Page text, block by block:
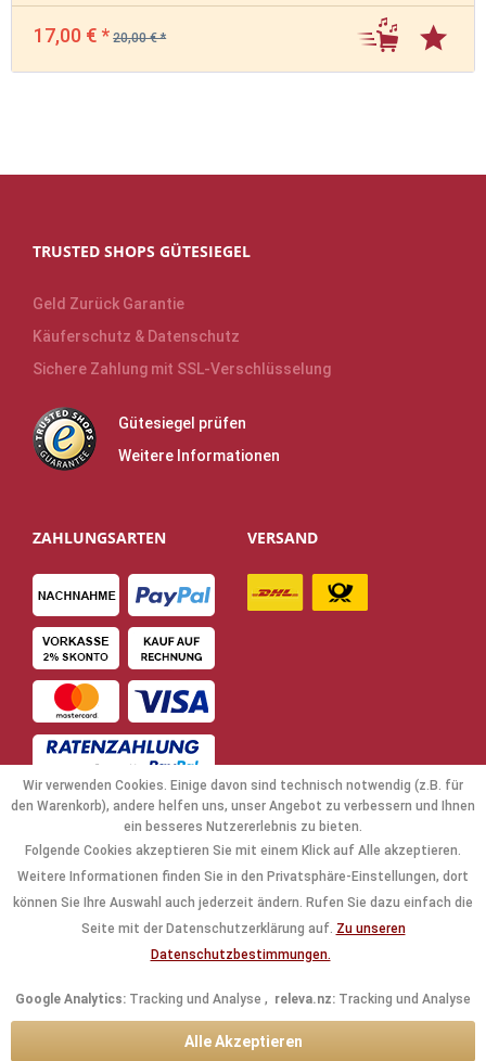
Referenzton: Gitarre: 7B -> 6E -> 5A -> 4D -> 3G -> 2B ->
1E; Bass: LB -> 4E -> 3A -> 2D -> 1G -> HC
17,00 € * 20,00 € *
TRUSTED SHOPS GÜTESIEGEL
Geld Zurück Garantie
Käuferschutz & Datenschutz
Sichere Zahlung mit SSL-Verschlüsselung
Gütesiegel prüfen
Weitere Informationen
ZAHLUNGSARTEN VERSAND
NAVIGATION
INFORMATIONEN
Wir verwenden Cookies. Einige davon sind technisch notwendig (z.B. für
den Warenkorb), andere helfen uns, unser Angebot zu verbessern und Ihnen
ein besseres Nutzererlebnis zu bieten.
Folgende Cookies akzeptieren Sie mit einem Klick auf Alle akzeptieren.
Weitere Informationen finden Sie in den Privatsphäre-Einstellungen, dort
können Sie Ihre Auswahl auch jederzeit ändern. Rufen Sie dazu einfach die
Seite mit der Datenschutzerklärung auf. Zu unseren
Datenschutzbestimmungen.
Google Analytics: Tracking und Analyse , releva.nz: Tracking und Analyse
Alle Akzeptieren